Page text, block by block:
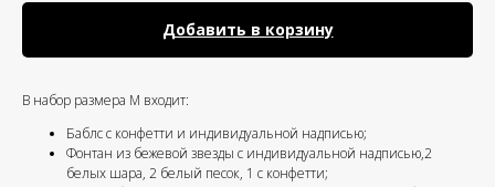
Добавить в корзину
В набор размера M входит:
Баблс с конфетти и индивидуальной надписью;
Фонтан из бежевой звезды с индивидуальной надписью,2
белых шара, 2 белый песок, 1 с конфетти;